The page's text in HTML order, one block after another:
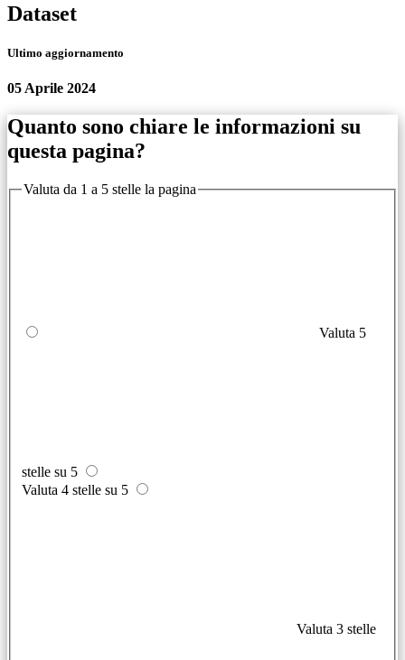
Dataset
Ultimo aggiornamento
05 Aprile 2024
Quanto sono chiare le informazioni su
questa pagina?
Valuta da 1 a 5 stelle la pagina
Valuta 5
stelle su 5
Valuta 4 stelle su 5
Valuta 3 stelle